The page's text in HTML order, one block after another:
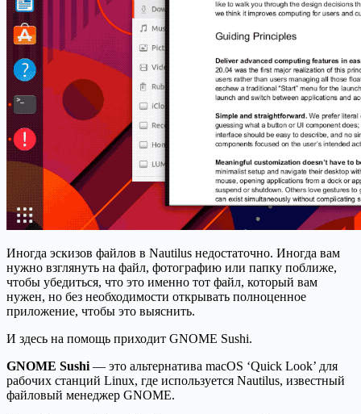
Иногда эскизов файлов в Nautilus недостаточно. Иногда вам
нужно взглянуть на файл, фотографию или папку поближе,
чтобы убедиться, что это именно тот файл, который вам
нужен, но без необходимости открывать полноценное
приложение, чтобы это выяснить.
И здесь на помощь приходит GNOME Sushi.
GNOME Sushi — это альтернатива macOS ‘Quick Look’ для
рабочих станций Linux, где используется Nautilus, известный
файловый менеджер GNOME.